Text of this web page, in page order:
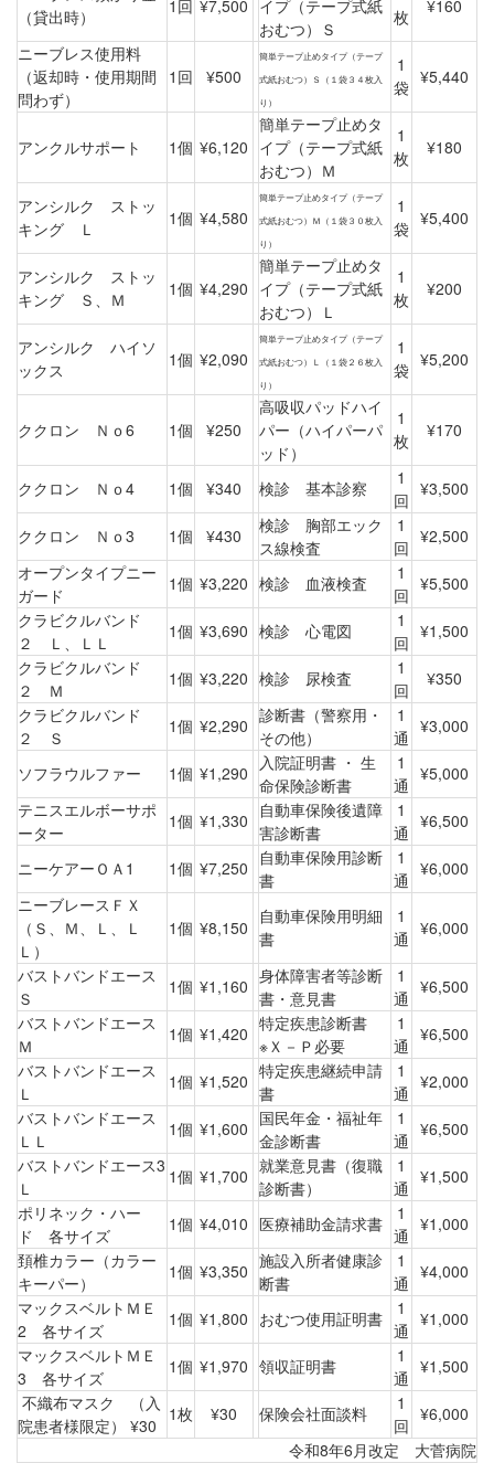
（貸出時）
1回 ¥7,500 イプ（テープ式紙
おむつ）Ｓ
枚
¥160
ニーブレス使用料
（返却時・使用期間
問わず）
1回 ¥500
簡単テープ止めタイプ（テープ
式紙おむつ）Ｓ（１袋３４枚入
り）
1
袋 ¥5,440
アンクルサポート 1個 ¥6,120
簡単テープ止めタ
イプ（テープ式紙
おむつ）Ｍ
1
枚
¥180
アンシルク ストッ
キング Ｌ
1個 ¥4,580
簡単テープ止めタイプ（テープ
式紙おむつ）Ｍ（１袋３０枚入
り）
1
袋 ¥5,400
アンシルク ストッ
キング Ｓ、Ｍ
1個 ¥4,290
簡単テープ止めタ
イプ（テープ式紙
おむつ）Ｌ
1
枚
¥200
アンシルク ハイソ
ックス
1個 ¥2,090
簡単テープ止めタイプ（テープ
式紙おむつ）Ｌ（１袋２６枚入
り）
1
袋 ¥5,200
ククロン Ｎｏ6 1個 ¥250
高吸収パッドハイ
パー（ハイパーパ
ッド）
1
枚
¥170
ククロン Ｎｏ4 1個 ¥340 検診 基本診察
1
回
¥3,500
ククロン Ｎｏ3 1個 ¥430
検診 胸部エック
ス線検査
1
回
¥2,500
オープンタイプニー
ガード
1個 ¥3,220 検診 血液検査
1
回
¥5,500
クラビクルバンド
２ Ｌ、ＬＬ
1個 ¥3,690 検診 心電図
1
回
¥1,500
クラビクルバンド
２ Ｍ
1個 ¥3,220 検診 尿検査
1
回
¥350
クラビクルバンド
２ Ｓ
1個 ¥2,290 診断書（警察用・
その他）
1
通
¥3,000
ソフラウルファー 1個 ¥1,290
入院証明書 ・ 生
命保険診断書
1
通
¥5,000
テニスエルボーサポ
ーター
1個 ¥1,330
自動車保険後遺障
害診断書
1
通
¥6,500
ニーケアーＯＡ1 1個 ¥7,250
自動車保険用診断
書
1
通
¥6,000
ニーブレースＦＸ
（Ｓ、Ｍ、Ｌ、Ｌ
Ｌ）
1個 ¥8,150
自動車保険用明細
書
1
通 ¥6,000
バストバンドエース
Ｓ
1個 ¥1,160 身体障害者等診断
書・意見書
1
通
¥6,500
バストバンドエース
Ｍ
1個 ¥1,420 特定疾患診断書
※Ｘ－Ｐ必要
1
通
¥6,500
バストバンドエース
Ｌ
1個 ¥1,520 特定疾患継続申請
書
1
通
¥2,000
バストバンドエース
ＬＬ
1個 ¥1,600 国民年金・福祉年
金診断書
1
通
¥6,500
バストバンドエース3
Ｌ
1個 ¥1,700 就業意見書（復職
診断書）
1
通
¥1,500
ポリネック・ハー
ド 各サイズ
1個 ¥4,010 医療補助金請求書
1
通
¥1,000
頚椎カラー（カラー
キーパー）
1個 ¥3,350 施設入所者健康診
断書
1
通
¥4,000
マックスベルトＭＥ
2 各サイズ
1個 ¥1,800 おむつ使用証明書
1
通
¥1,000
マックスベルトＭＥ
3 各サイズ
1個 ¥1,970 領収証明書
1
通
¥1,500
不織布マスク （入
院患者様限定） ¥30
1枚 ¥30 保険会社面談料
1
回
¥6,000
令和8年6月改定 大菅病院